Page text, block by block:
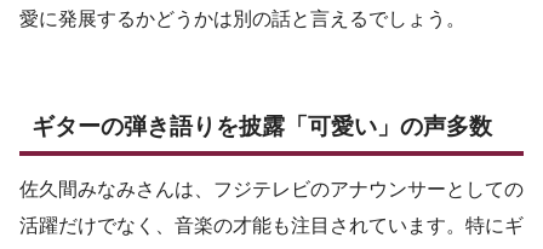
愛に発展するかどうかは別の話と言えるでしょう。
ギターの弾き語りを披露「可愛い」の声多数
佐久間みなみさんは、フジテレビのアナウンサーとしての
活躍だけでなく、音楽の才能も注目されています。特にギ